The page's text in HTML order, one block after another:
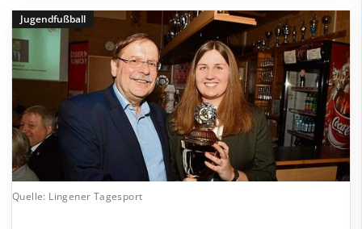
Quelle: Lingener Tagesport
Jugendfußball